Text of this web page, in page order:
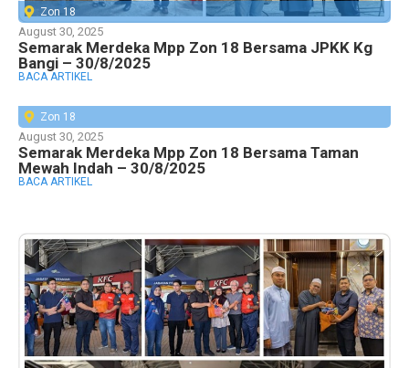
Zon 18
August 30, 2025
Semarak Merdeka Mpp Zon 18 Bersama JPKK Kg
Bangi – 30/8/2025
BACA ARTIKEL
Zon 18
August 30, 2025
Semarak Merdeka Mpp Zon 18 Bersama Taman
Mewah Indah – 30/8/2025
BACA ARTIKEL